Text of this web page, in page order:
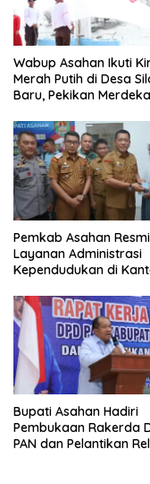
Wabup Asahan Ikuti
Merah Putih di Desa
Baru, Pekikan Merdeka
Pemkab Asahan
Layanan Administrasi
Kependudukan di
Bupati Asahan Hadiri
Pembukaan Rakerda
PAN dan Pelantikan